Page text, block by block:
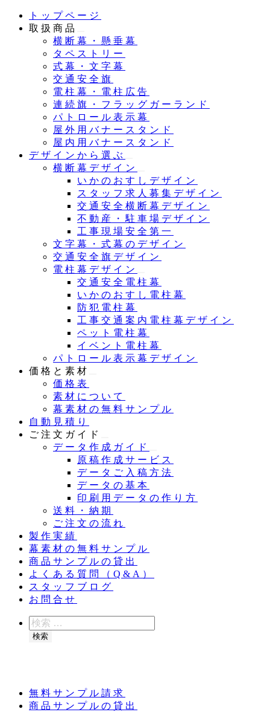
トップページ
取扱商品
横断幕・懸垂幕
タペストリー
式幕・文字幕
交通安全旗
電柱幕・電柱広告
連続旗・フラッグガーランド
パトロール表示幕
屋外用バナースタンド
屋内用バナースタンド
デザインから選ぶ
横断幕デザイン
いかのおすしデザイン
スタッフ求人募集デザイン
交通安全横断幕デザイン
不動産・駐車場デザイン
工事現場安全第一
文字幕・式幕のデザイン
交通安全旗デザイン
電柱幕デザイン
交通安全電柱幕
いかのおすし電柱幕
防犯電柱幕
工事交通案内電柱幕デザイン
ペット電柱幕
イベント電柱幕
パトロール表示幕デザイン
価格と素材
価格表
素材について
幕素材の無料サンプル
自動見積り
ご注文ガイド
データ作成ガイド
原稿作成サービス
データご入稿方法
データの基本
印刷用データの作り方
送料・納期
ご注文の流れ
製作実績
幕素材の無料サンプル
商品サンプルの貸出
よくある質問（Q&A）
スタッフブログ
お問合せ
検
索
検索
無料サンプル請求
商品サンプルの貸出